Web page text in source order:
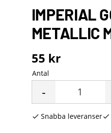
IMPERIAL
METALLIC
55 kr
Antal
-
Snabba leveranser